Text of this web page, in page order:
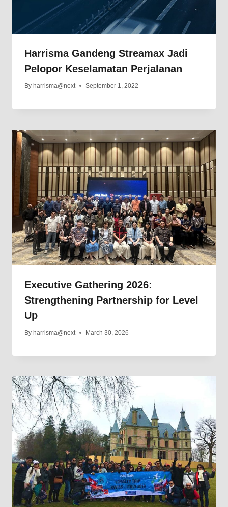
Harrisma Gandeng Streamax Jadi
Pelopor Keselamatan Perjalanan
By harrisma@next September 1, 2022
Executive Gathering 2026:
Strengthening Partnership for Level
Up
By harrisma@next March 30, 2026